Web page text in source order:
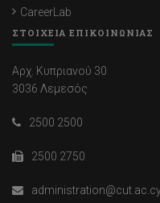
CareerLab
ΣΤΟΙΧΕΙΑ ΕΠΙΚΟΙΝΩΝΙΑΣ
Αρχ. Κυπριανού 30
3036 Λεμεσός
2500 2500
2500 2750